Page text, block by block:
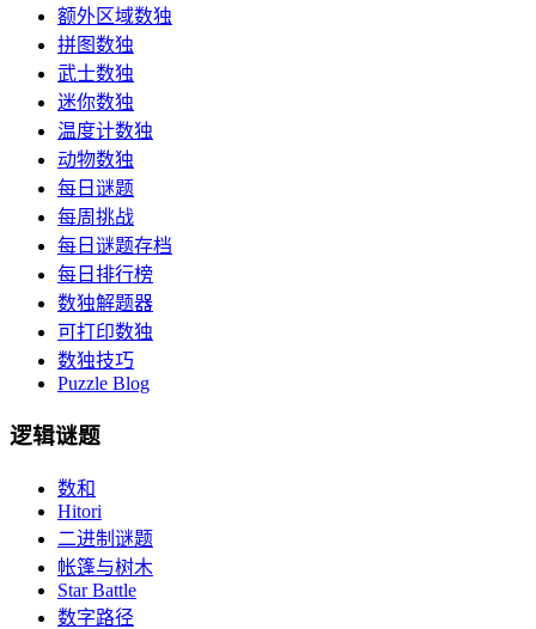
额外区域数独
拼图数独
武士数独
迷你数独
温度计数独
动物数独
每日谜题
每周挑战
每日谜题存档
每日排行榜
数独解题器
可打印数独
数独技巧
Puzzle Blog
逻辑谜题
数和
Hitori
二进制谜题
帐篷与树木
Star Battle
数字路径